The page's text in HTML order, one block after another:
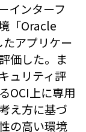
インターフ
「Oracle
アプリケー
価した。ま
ュリティ評
OCI上に専用
え方に基づ
の高い環境